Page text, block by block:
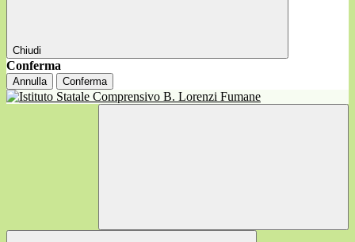
Chiudi
Conferma
Annulla Conferma